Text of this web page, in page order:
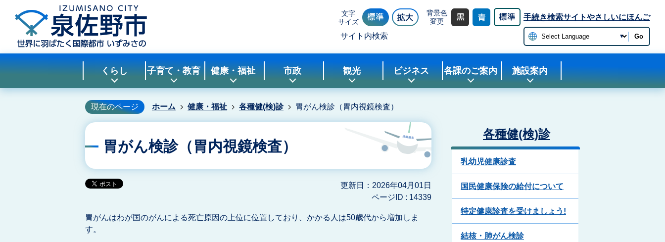
文字
サイズ
背景色
変更
手続き検索サイトやさしいにほんご
サイト内検索 Go
くらし 子育て・教育 健康・福祉 市政 観光 ビジネス 各課のご案内 施設案内
現在のページ ホーム 健康・福祉 各種健(検)診 胃がん検診（胃内視鏡検査）
胃がん検診（胃内視鏡検査）
更新日：2026年04月01日
ページID : 14339
胃がんはわが国のがんによる死亡原因の上位に位置しており、かかる人は50歳代から増加しま
す。
各種健(検)診
乳幼児健康診査
国民健康保険の給付について
特定健康診査を受けましょう!
結核・肺がん検診